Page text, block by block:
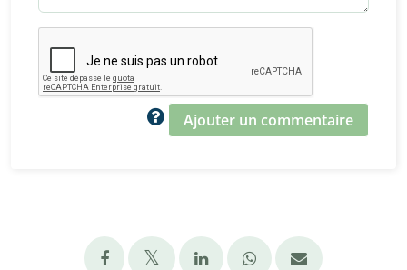
Ajouter un commentaire